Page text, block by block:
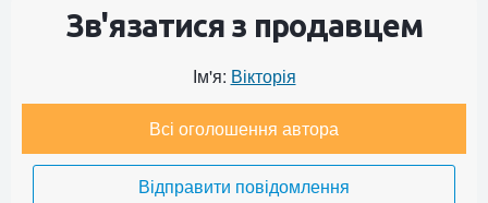
Зв'язатися з продавцем
Ім'я: Вікторія
Всі оголошення автора
Відправити повідомлення